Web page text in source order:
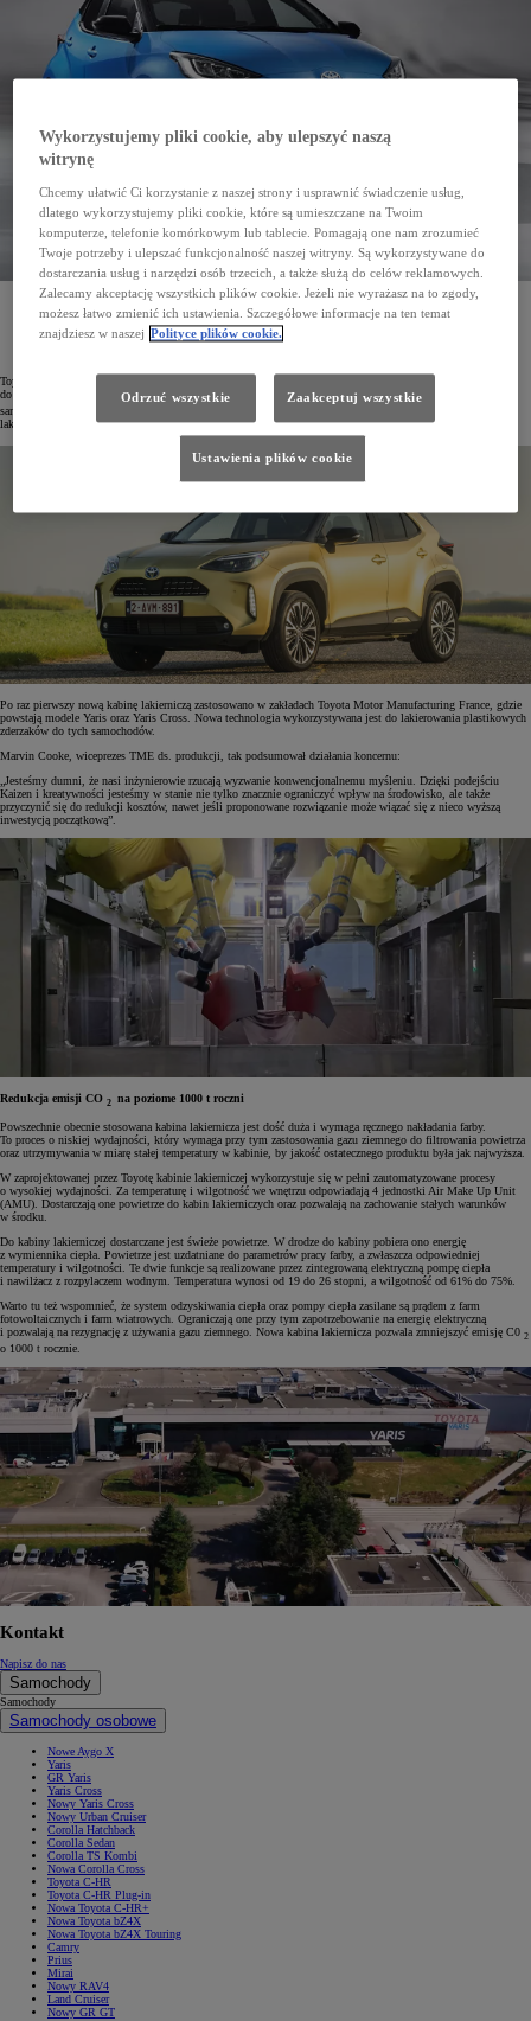
Toyota w swoich zakładach we Francji wdrożyła pionierską, bezemisyjną kabinę lakierniczą
wykorzystującą technologię odzyskiwania ciepła oraz pompy ciepła. Pozwoliło to zmniejszy roczną
emisję CO2o 1000 t
Toyota od lat jest jednym z czołowych producentów nisko- i bezemisyjnych samochodów. Koncern dąży też
do jak najszybszej dekarbonizacji produkcji. Biorąc pod uwagę, że 65% emisji CO2w trakcje powstawania
samochodów pochodzi z procesów lakierniczych, zespół inżynierów Toyoty stworzył prototypową kabinę
lakierniczą nowej generacji o zerowej emisji CO (Global Paint Line, GPL).
Po raz pierwszy nową kabinę lakierniczą zastosowano w zakładach Toyota Motor Manufacturing France, gdzie
powstają modele Yaris oraz Yaris Cross. Nowa technologia wykorzystywana jest do lakierowania plastikowych
zderzaków do tych samochodów.
Marvin Cooke, wiceprezes TME ds. produkcji, tak podsumował działania koncernu:
„Jesteśmy dumni, że nasi inżynierowie rzucają wyzwanie konwencjonalnemu myśleniu. Dzięki podejściu
Kaizen i kreatywności jesteśmy w stanie nie tylko znacznie ograniczyć wpływ na środowisko, ale także
przyczynić się do redukcji kosztów, nawet jeśli proponowane rozwiązanie może wiązać się z nieco wyższą
inwestycją początkową”.
Redukcja emisji CO 2 na poziome 1000 t roczni
Powszechnie obecnie stosowana kabina lakiernicza jest dość duża i wymaga ręcznego nakładania farby.
To proces o niskiej wydajności, który wymaga przy tym zastosowania gazu ziemnego do filtrowania powietrza
oraz utrzymywania w miarę stałej temperatury w kabinie, by jakość ostatecznego produktu była jak najwyższa.
W zaprojektowanej przez Toyotę kabinie lakierniczej wykorzystuje się w pełni zautomatyzowane procesy
o wysokiej wydajności. Za temperaturę i wilgotność we wnętrzu odpowiadają 4 jednostki Air Make Up Unit
(AMU). Dostarczają one powietrze do kabin lakierniczych oraz pozwalają na zachowanie stałych warunków
w środku.
Do kabiny lakierniczej dostarczane jest świeże powietrze. W drodze do kabiny pobiera ono energię
z wymiennika ciepła. Powietrze jest uzdatniane do parametrów pracy farby, a zwłaszcza odpowiedniej
temperatury i wilgotności. Te dwie funkcje są realizowane przez zintegrowaną elektryczną pompę ciepła
i nawilżacz z rozpylaczem wodnym. Temperatura wynosi od 19 do 26 stopni, a wilgotność od 61% do 75%.
Warto tu też wspomnieć, że system odzyskiwania ciepła oraz pompy ciepła zasilane są prądem z farm
fotowoltaicznych i farm wiatrowych. Ograniczają one przy tym zapotrzebowanie na energię elektryczną
i pozwalają na rezygnację z używania gazu ziemnego. Nowa kabina lakiernicza pozwala zmniejszyć emisję C0 2
o 1000 t rocznie.
Kontakt
Napisz do nas
Samochody
Samochody
Samochody osobowe
Nowe Aygo X
Yaris
GR Yaris
Yaris Cross
Nowy Yaris Cross
Nowy Urban Cruiser
Corolla Hatchback
Corolla Sedan
Corolla TS Kombi
Nowa Corolla Cross
Toyota C-HR
Toyota C-HR Plug-in
Nowa Toyota C-HR+
Nowa Toyota bZ4X
Nowa Toyota bZ4X Touring
Camry
Prius
Mirai
Nowy RAV4
Land Cruiser
Nowy GR GT
Wykorzystujemy pliki cookie, aby ulepszyć naszą
witrynę
Chcemy ułatwić Ci korzystanie z naszej strony i usprawnić świadczenie usług,
dlatego wykorzystujemy pliki cookie, które są umieszczane na Twoim
komputerze, telefonie komórkowym lub tablecie. Pomagają one nam zrozumieć
Twoje potrzeby i ulepszać funkcjonalność naszej witryny. Są wykorzystywane do
dostarczania usług i narzędzi osób trzecich, a także służą do celów reklamowych.
Zalecamy akceptację wszystkich plików cookie. Jeżeli nie wyrażasz na to zgody,
możesz łatwo zmienić ich ustawienia. Szczegółowe informacje na ten temat
znajdziesz w naszej Polityce plików cookie.
Odrzuć wszystkie Zaakceptuj wszystkie
Ustawienia plików cookie